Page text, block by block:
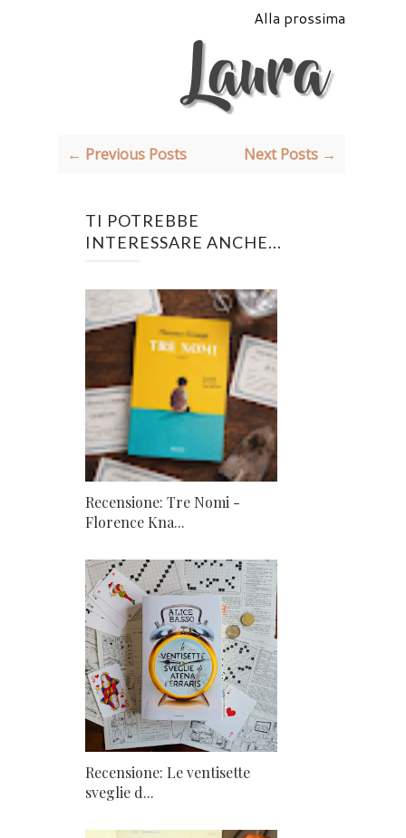
Alla prossima
← Previous Posts Next Posts →
TI POTREBBE
INTERESSARE ANCHE...
Recensione: Tre Nomi -
Florence Kna...
Recensione: Le ventisette
sveglie d...